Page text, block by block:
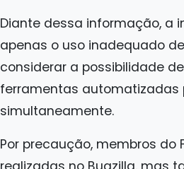
Diante dessa informação, a
apenas o uso inadequado
considerar a possibilidade
ferramentas automatizadas
simultaneamente.
Por precaução, membros